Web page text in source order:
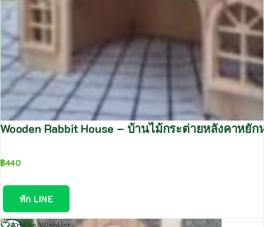
Wooden Rabbit House – บ้านไม้กระต่ายหลังคาหยั
฿440
ทัก LINE
อ่าน